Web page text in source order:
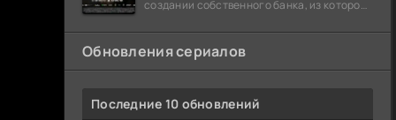
создании собственного банка, из которого
долларов. Однако,
Обновления сериалов
Последние 10 обновлений